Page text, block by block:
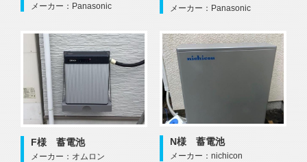
メーカー：Panasonic メーカー：Panasonic
F様 蓄電池
メーカー：オムロン
N様 蓄電池
メーカー：nichicon